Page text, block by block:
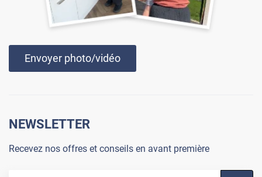
Envoyer photo/vidéo
NEWSLETTER
Recevez nos offres et conseils en avant première